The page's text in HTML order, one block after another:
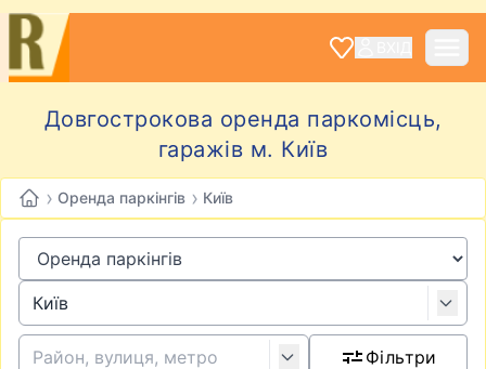
Довгострокова оренда паркомісць,
гаражів м. Київ
› Оренда паркінгів › Київ
Фільтри